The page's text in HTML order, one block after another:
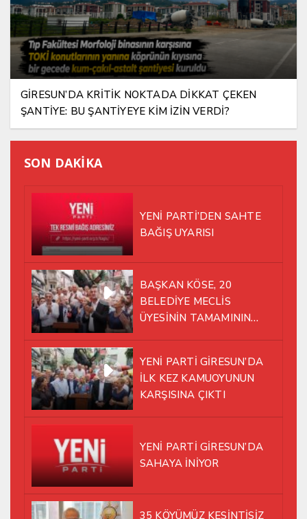
GİRESUN’DA KRİTİK NOKTADA DİKKAT ÇEKEN
ŞANTİYE: BU ŞANTİYEYE KİM İZİN VERDİ?
SON DAKİKA
YENİ PARTİ’DEN SAHTE
BAĞIŞ UYARISI
BAŞKAN KÖSE, 20
BELEDİYE MECLİS
ÜYESİNİN TAMAMININ
YÜRÜMEYE KARAR VERDİK
YENİ PARTİ GİRESUN’DA
İLK KEZ KAMUOYUNUN
KARŞISINA ÇIKTI
YENİ PARTİ GİRESUN’DA
SAHAYA İNİYOR
35 KÖYÜMÜZ KESİNTİSİZ